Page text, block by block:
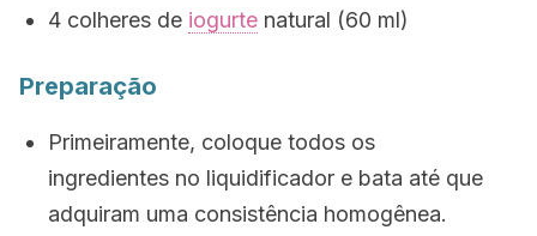
4 colheres de iogurte natural (60 ml)
Preparação
Primeiramente, coloque todos os
ingredientes no liquidificador e bata até que
adquiram uma consistência homogênea.